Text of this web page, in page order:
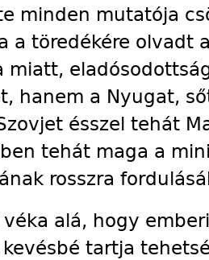
minden mutatója
a töredékére olvadt
miatt,
hanem a Nyugat,
ésszel tehát
tehát maga a
rosszra
alá, hogy
tartja